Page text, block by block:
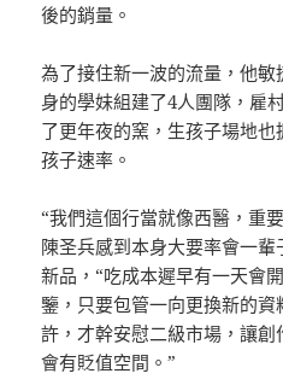
後的銷量。
為了接住新一波的流量，他
身的學妹組建了4人團隊，雇
了更年夜的窯，生孩子場地
孩子速率。
“我們這個行當就像西醫，重
陳圣兵感到本身大要率會一
新品，“吃成本遲早有一天會
鑒，只要包管一向更換新的
許，才幹安慰二級市場，讓
會有貶值空間。”